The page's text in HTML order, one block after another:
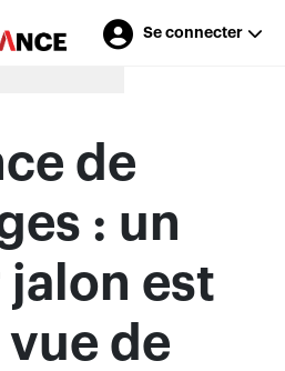
Se connecter
à nos annonceurs
de
: un
est
vue de